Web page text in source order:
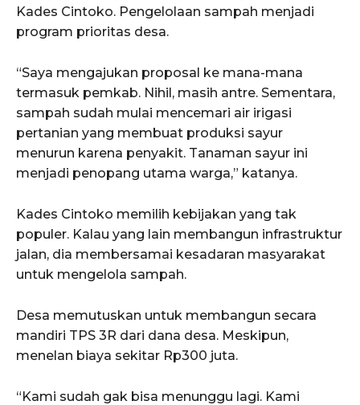
Kades Cintoko. Pengelolaan sampah menjadi
program prioritas desa.
“Saya mengajukan proposal ke mana-mana
termasuk pemkab. Nihil, masih antre. Sementara,
sampah sudah mulai mencemari air irigasi
pertanian yang membuat produksi sayur
menurun karena penyakit. Tanaman sayur ini
menjadi penopang utama warga,” katanya.
Kades Cintoko memilih kebijakan yang tak
populer. Kalau yang lain membangun infrastruktur
jalan, dia membersamai kesadaran masyarakat
untuk mengelola sampah.
Desa memutuskan untuk membangun secara
mandiri TPS 3R dari dana desa. Meskipun,
menelan biaya sekitar Rp300 juta.
“Kami sudah gak bisa menunggu lagi. Kami